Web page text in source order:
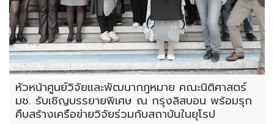
หัวหน้าศูนย์วิจัยและพัฒนากฎหมาย คณะนิติศาสตร์
มช. รับเชิญบรรยายพิเศษ ณ กรุงลิสบอน พร้อมรุก
คืบสร้างเครือข่ายวิจัยร่วมกับสถาบันในยุโรป